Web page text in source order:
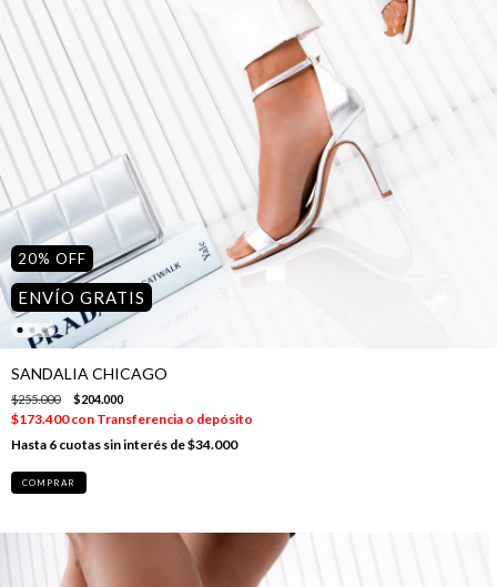
20% OFF
ENVÍO GRATIS
SANDALIA CHICAGO
$255.000 $204.000
$173.400con Transferencia o depósito
6 cuotas sin interés de$34.000
COMPRAR